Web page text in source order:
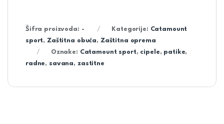
Šifra proizvoda: - Kategorije: Catamount
sport,Zaštitna obuća, Zaštitna oprema
Oznake: Catamount sport, cipele, patike,
radne, savana, zastitne